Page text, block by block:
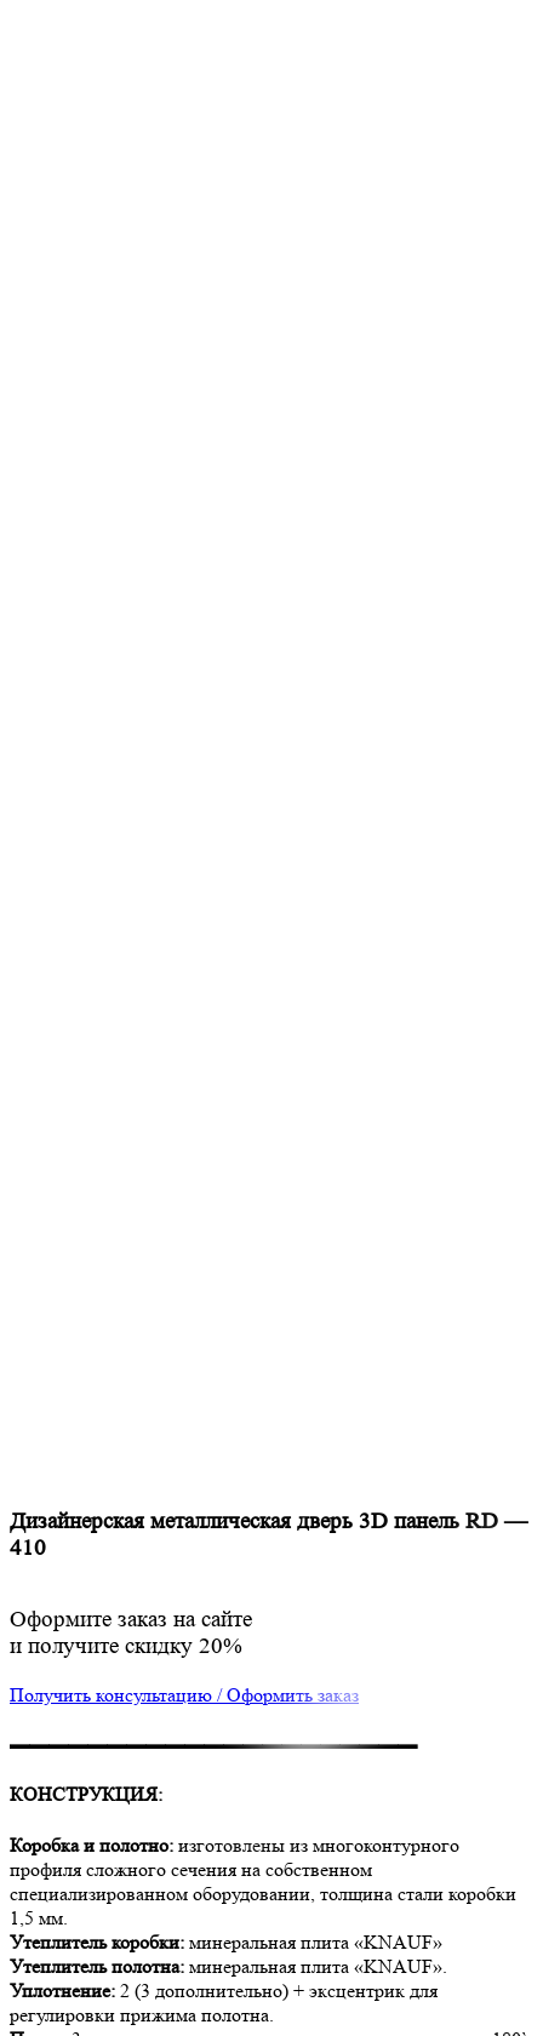
Дизайнерская металлическая дверь 3D панель RD —
410
▬▬▬▬▬▬▬▬▬▬▬▬▬▬▬▬▬▬▬▬▬
КОНСТРУКЦИЯ:
Коробка и полотно: изготовлены из многоконтурного
профиля сложного сечения на собственном
специализированном оборудовании, толщина стали коробки
1,5 мм.
Утеплитель коробки: минеральная плита «KNAUF»
Утеплитель полотна: минеральная плита «KNAUF».
Уплотнение: 2 (3 дополнительно) + эксцентрик для
регулировки прижима полотна.
Оформите заказ на сайте
и получите скидку 20%
Получить консультацию / Оформить заказ